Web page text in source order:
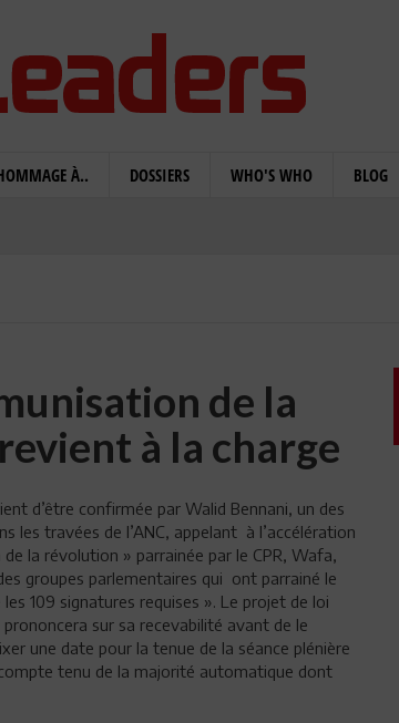
À.. DOSSIERS WHO'S WHO BLOG
de la
à la charge
d’être confirmée par Walid Bennani, un des
les travées de l’ANC, appelant à l’accélération
la révolution » parrainée par le CPR, Wafa,
groupes parlementaires qui ont parrainé le
109 signatures requises ». Le projet de loi
sur sa recevabilité avant de le
une date pour la tenue de la séance plénière
tenu de la majorité automatique dont